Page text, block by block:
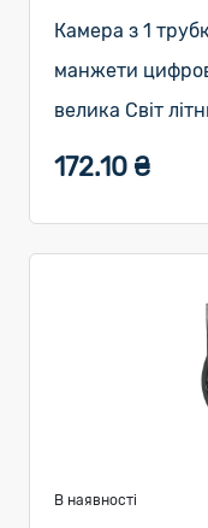
Камера з 1
манжети
велика Світ
172.10 ₴
В наявності